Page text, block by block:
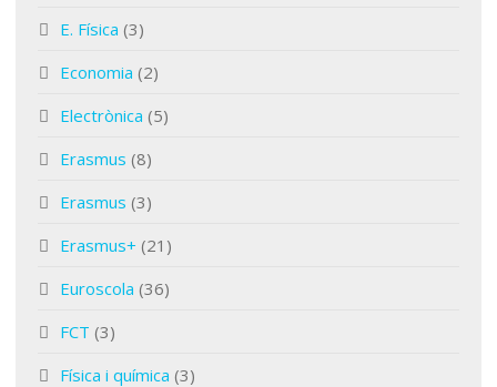
E. Física (3)
Economia (2)
Electrònica (5)
Erasmus (8)
Erasmus (3)
Erasmus+ (21)
Euroscola (36)
FCT (3)
Física i química (3)